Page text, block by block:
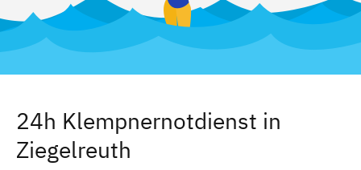
24h Klempnernotdienst in
Ziegelreuth